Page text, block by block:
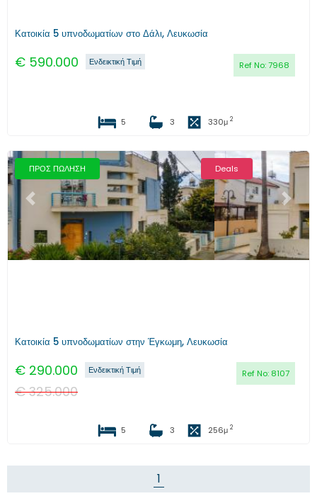
Κατοικία 5 υπνοδωματίων στο Δάλι, Λευκωσία
€ 590.000 Ref No:7968
Ενδεικτική Τιμή
5 3 330μ 2
ΠΡΟΣ ΠΩΛΗΣΗ Deals
Προηγούμενο Επόμενο
Κατοικία 5 υπνοδωματίων στην Έγκωμη, Λευκωσία
€ 290.000 Ref No: 8107
Ενδεικτική Τιμή
€325.000
5 3 256μ 2
1